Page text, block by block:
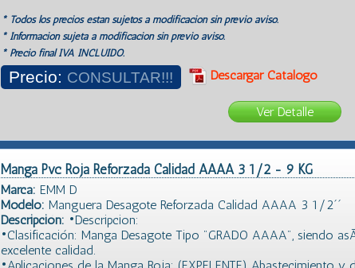
* Todos los precios estan sujetos a modificación sin previo aviso.
* Información sujeta a modificación sin previo aviso.
* Precio final IVA INCLUIDO.
Precio: CONSULTAR!!! Descargar Catálogo
Ver Detalle
Manga Pvc Roja Reforzada Calidad AAAA 3 1/2 - 9 KG
Marca: EMM D
Modelo: Manguera Desagote Reforzada Calidad AAAA 3 1/2´´
Descripción: •Descripcion:
•Clasificación: Manga Desagote Tipo "GRADO AAAA", siendo
excelente calidad.